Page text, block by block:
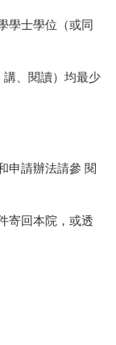
學士學位（或同
、閱讀）均最少
申請辦法請參 閱
寄回本院，或透
external)